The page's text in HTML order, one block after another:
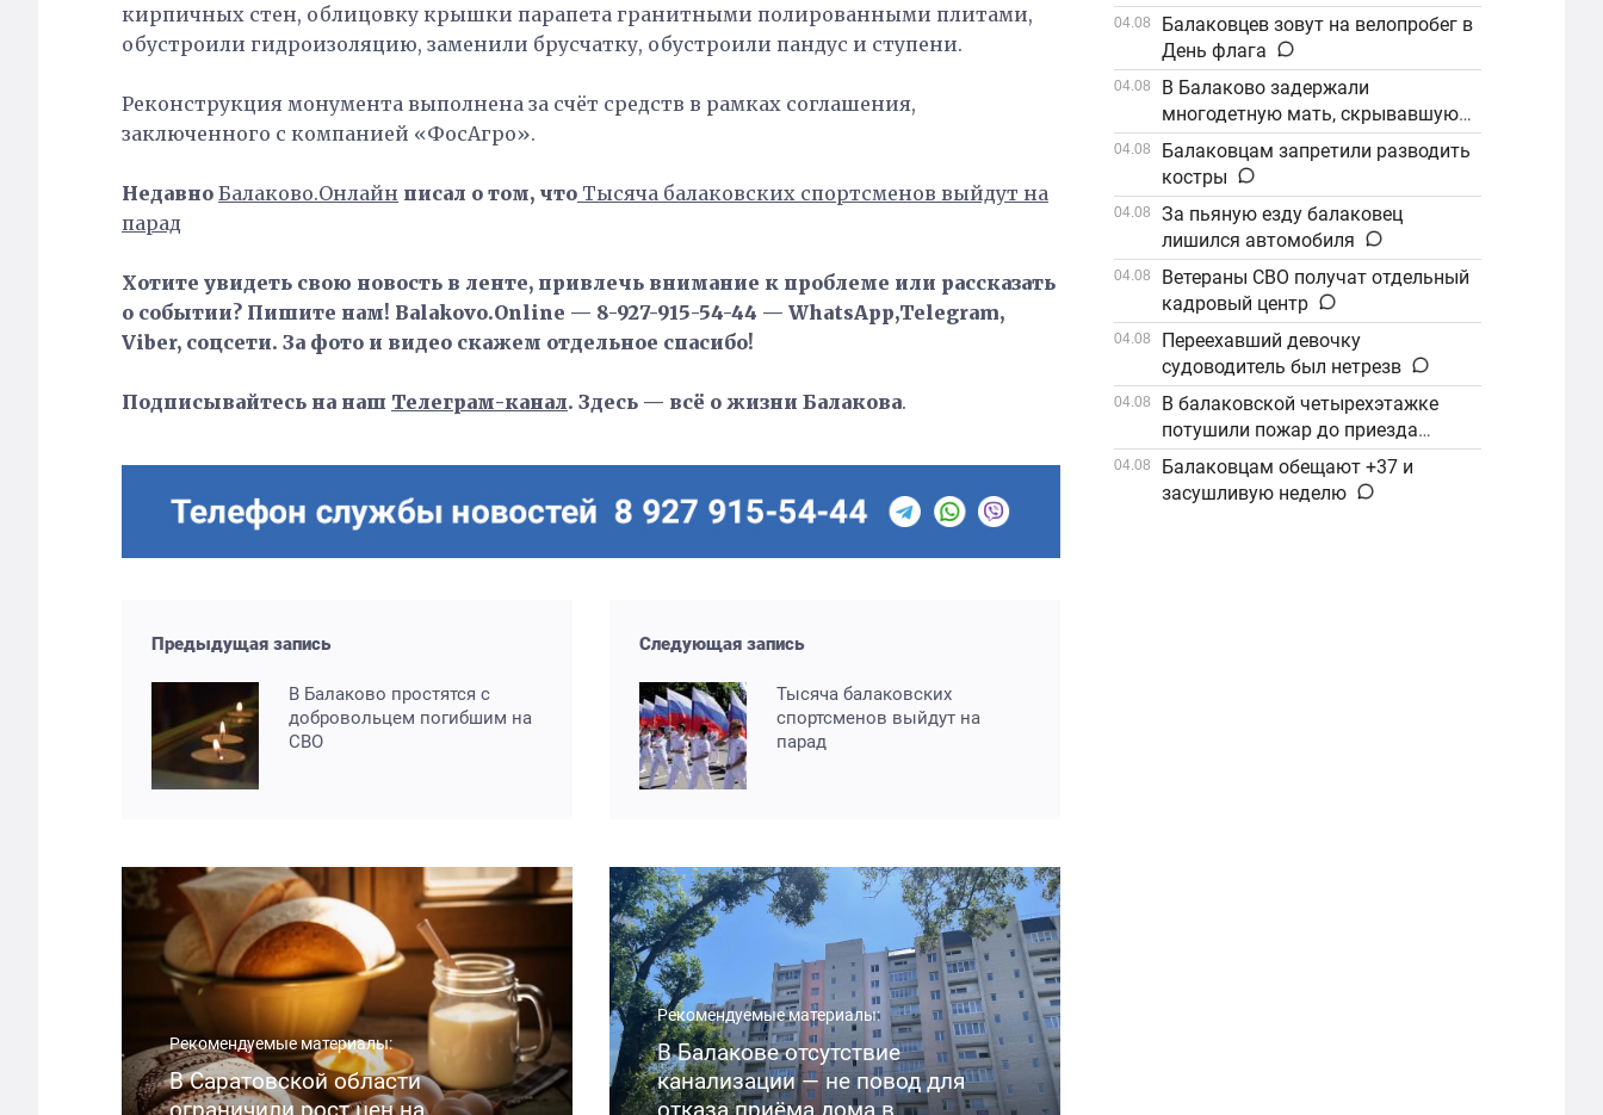
кирпичных стен, облицовку крышки парапета гранитными полированными плитами,
обустроили гидроизоляцию, заменили брусчатку, обустроили пандус и ступени.
Реконструкция монумента выполнена за счёт средств в рамках соглашения,
заключенного с компанией «ФосАгро».
Недавно Балаково.Онлайн писал о том, что Тысяча балаковских спортсменов выйдут на
парад
Хотите увидеть свою новость в ленте, привлечь внимание к проблеме или рассказать
о событии? Пишите нам! Balakovo.Online — 8-927-915-54-44 — WhatsApp,Telegram,
Viber, соцсети. За фото и видео скажем отдельное спасибо!
Подписывайтесь на наш Телеграм-канал. Здесь — всё о жизни Балакова.
Предыдущая запись
В Балаково простятся с
добровольцем погибшим на
СВО
Следующая запись
Тысяча балаковских
спортсменов выйдут на
парад
Рекомендуемые материалы:
В Саратовской области
Рекомендуемые материалы:
В Балакове отсутствие
канализации — не повод для
04.08
Балаковцев зовут на велопробег в
День флага
04.08
В Балаково задержали
многодетную мать, скрывавшуюся
от алиментов
04.08
Балаковцам запретили разводить
костры
04.08
За пьяную езду балаковец
лишился автомобиля
04.08
Ветераны СВО получат отдельный
кадровый центр
04.08
Переехавший девочку
судоводитель был нетрезв
04.08
В балаковской четырехэтажке
потушили пожар до приезда
огнеборцев
04.08
Балаковцам обещают +37 и
засушливую неделю